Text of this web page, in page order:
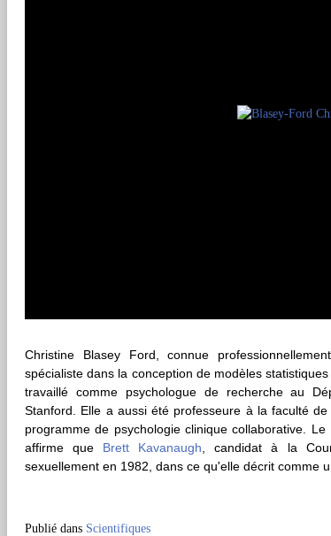
Christine Blasey Ford, connue
spécialiste dans la conception de modèles
travaillé comme psychologue de recherche au
Stanford. Elle a aussi été professeure à la faculté
programme de psychologie clinique collaborative.
affirme que Brett Kavanaugh , candidat à la
sexuellement en 1982, dans ce qu'elle décrit comme
Publié dans Scientifiques